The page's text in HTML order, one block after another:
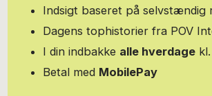
børn. POV-serien "Tæt på Richard - en
opfølgning er Flemmings første offentlige
Indsigt baseret på selvstændig
Dagens tophistorier fra POV
I din indbakke alle hverdage
Betal med MobilePay